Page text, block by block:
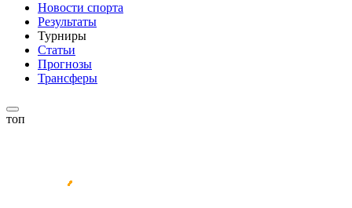
Новости спорта
Результаты
Турниры
Статьи
Прогнозы
Трансферы
топ